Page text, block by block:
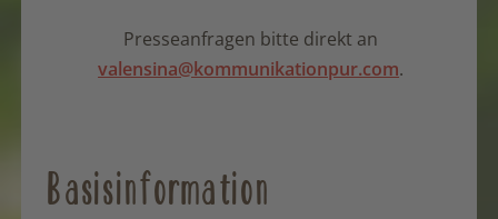
Presseanfragen bitte direkt an
valensina@kommunikationpur.com.
Basisinformation